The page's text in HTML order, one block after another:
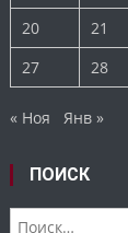
20
21
27
28
« Ноя Янв »
ПОИСК